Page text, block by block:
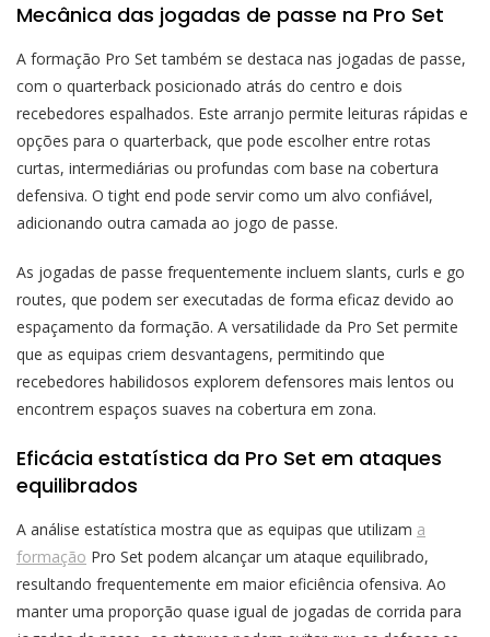
Mecânica das jogadas de passe na Pro Set
A formação Pro Set também se destaca nas jogadas de passe,
com o quarterback posicionado atrás do centro e dois
recebedores espalhados. Este arranjo permite leituras rápidas e
opções para o quarterback, que pode escolher entre rotas
curtas, intermediárias ou profundas com base na cobertura
defensiva. O tight end pode servir como um alvo confiável,
adicionando outra camada ao jogo de passe.
As jogadas de passe frequentemente incluem slants, curls e go
routes, que podem ser executadas de forma eficaz devido ao
espaçamento da formação. A versatilidade da Pro Set permite
que as equipas criem desvantagens, permitindo que
recebedores habilidosos explorem defensores mais lentos ou
encontrem espaços suaves na cobertura em zona.
Eficácia estatística da Pro Set em ataques
equilibrados
A análise estatística mostra que as equipas que utilizam a
formação Pro Set podem alcançar um ataque equilibrado,
resultando frequentemente em maior eficiência ofensiva. Ao
manter uma proporção quase igual de jogadas de corrida para